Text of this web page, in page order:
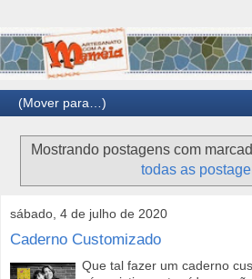
Mostrando postagens com
todas as
sábado, 4 de julho de 2020
Caderno Customizado
Que tal fazer um caderno